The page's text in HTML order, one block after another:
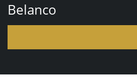
Belanco